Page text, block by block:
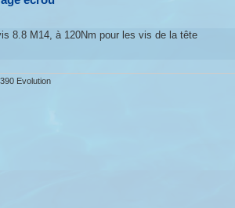
8.8 M14, à 120Nm pour les vis de la tête
Evolution